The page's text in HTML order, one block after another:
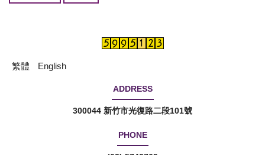
繁體 English
ADDRESS
300044 新竹市光復路二段101號
PHONE